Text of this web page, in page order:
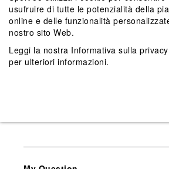
• E-Mail
Phone
usufruire di tutte le potenzialità della
online e delle funzionalità
nostro sito Web.
Leggi la nostra Informativa sulla
per ulteriori informazioni.